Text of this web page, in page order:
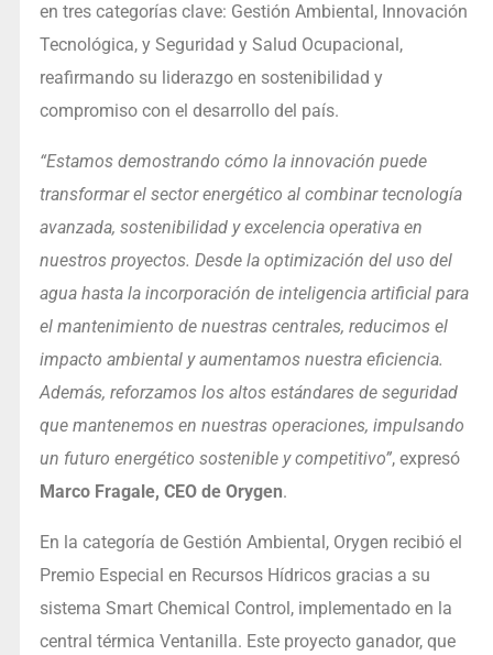
en tres categorías clave: Gestión Ambiental, Innovación
Tecnológica, y Seguridad y Salud Ocupacional,
reafirmando su liderazgo en sostenibilidad y
compromiso con el desarrollo del país.
“Estamos demostrando cómo la innovación puede
transformar el sector energético al combinar tecnología
avanzada, sostenibilidad y excelencia operativa en
nuestros proyectos. Desde la optimización del uso del
agua hasta la incorporación de inteligencia artificial para
el mantenimiento de nuestras centrales, reducimos el
impacto ambiental y aumentamos nuestra eficiencia.
Además, reforzamos los altos estándares de seguridad
que mantenemos en nuestras operaciones, impulsando
un futuro energético sostenible y competitivo”, expresó
Marco Fragale, CEO de Orygen.
En la categoría de Gestión Ambiental, Orygen recibió el
Premio Especial en Recursos Hídricos gracias a su
sistema Smart Chemical Control, implementado en la
central térmica Ventanilla. Este proyecto ganador, que